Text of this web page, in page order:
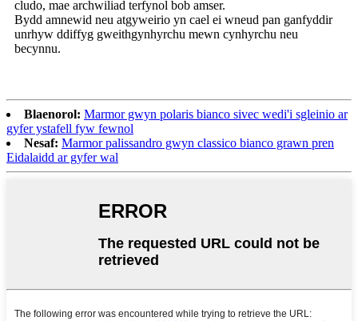
cludo, mae archwiliad terfynol bob amser.
Bydd amnewid neu atgyweirio yn cael ei wneud pan ganfyddir
unrhyw ddiffyg gweithgynhyrchu mewn cynhyrchu neu
becynnu.
Blaenorol: Marmor gwyn polaris bianco sivec wedi'i sgleinio ar
gyfer ystafell fyw fewnol
Nesaf: Marmor palissandro gwyn classico bianco grawn pren
Eidalaidd ar gyfer wal